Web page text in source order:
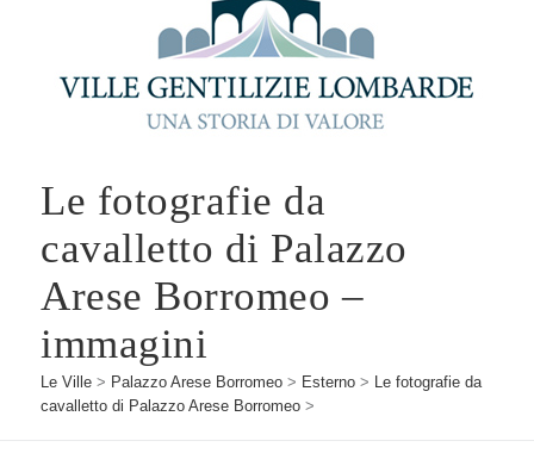
Le fotografie da
cavalletto di Palazzo
Arese Borromeo –
immagini
Le Ville > Palazzo Arese Borromeo > Esterno > Le fotografie da
cavalletto di Palazzo Arese Borromeo >